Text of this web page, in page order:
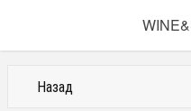
Назад